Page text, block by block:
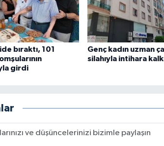
bıraktı, 101
girdi
Genç kadın uzman
silahıyla intihara